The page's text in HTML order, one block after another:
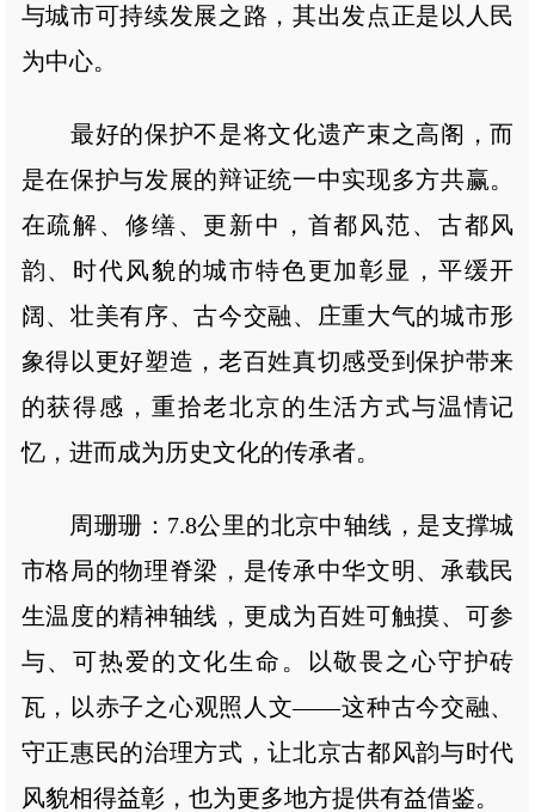
与城市可持续发展之路，其出发点正是以人民
为中心。
最好的保护不是将文化遗产束之高阁，而
是在保护与发展的辩证统一中实现多方共赢。
在疏解、修缮、更新中，首都风范、古都风
韵、时代风貌的城市特色更加彰显，平缓开
阔、壮美有序、古今交融、庄重大气的城市形
象得以更好塑造，老百姓真切感受到保护带来
的获得感，重拾老北京的生活方式与温情记
忆，进而成为历史文化的传承者。
周珊珊：7.8公里的北京中轴线，是支撑城
市格局的物理脊梁，是传承中华文明、承载民
生温度的精神轴线，更成为百姓可触摸、可参
与、可热爱的文化生命。以敬畏之心守护砖
瓦，以赤子之心观照人文——这种古今交融、
守正惠民的治理方式，让北京古都风韵与时代
风貌相得益彰，也为更多地方提供有益借鉴。